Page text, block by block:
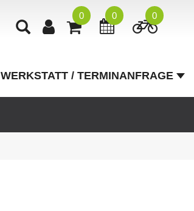
0 0 0
WERKSTATT / TERMINANFRAGE